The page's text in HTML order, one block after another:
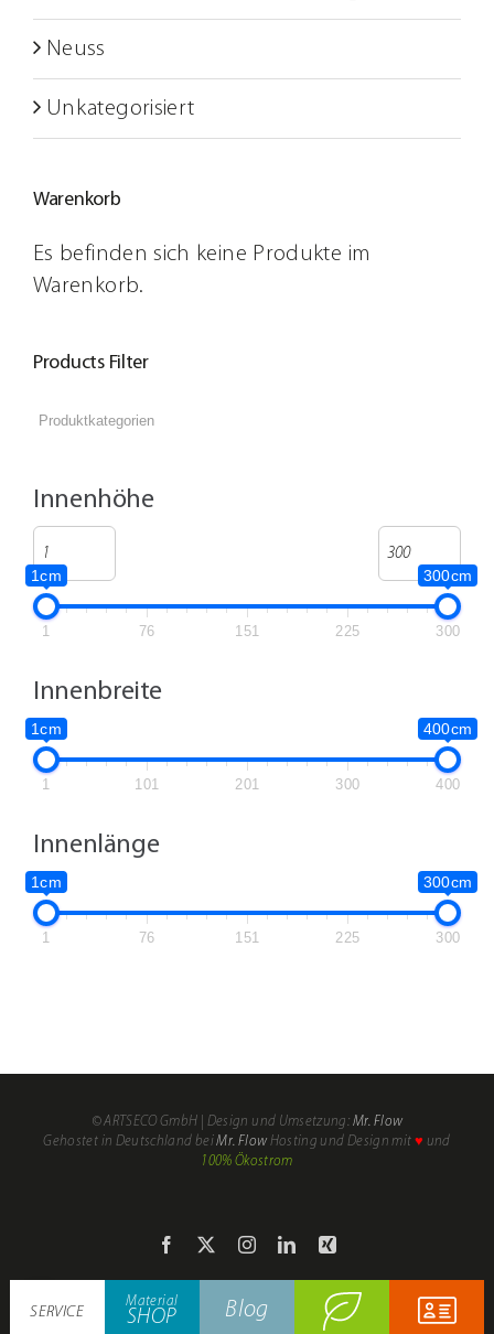
SERVICE
Material
SHOP Blog
Neuss
Unkategorisiert
Warenkorb
Es befinden sich keine Produkte im
Warenkorb.
Products Filter
Innenhöhe
1cm 300cm
1 76 151 225 300
Innenbreite
1cm 400cm
1 101 201 300 400
Innenlänge
1cm 300cm
1 76 151 225 300
© ARTSECO GmbH | Design und Umsetzung: Mr. Flow
Gehostet in Deutschland beiMr. Flow Hosting und Design mit ♥ und
100% Ökostrom
Facebook Instagram
LinkedIn
Xing
Material-